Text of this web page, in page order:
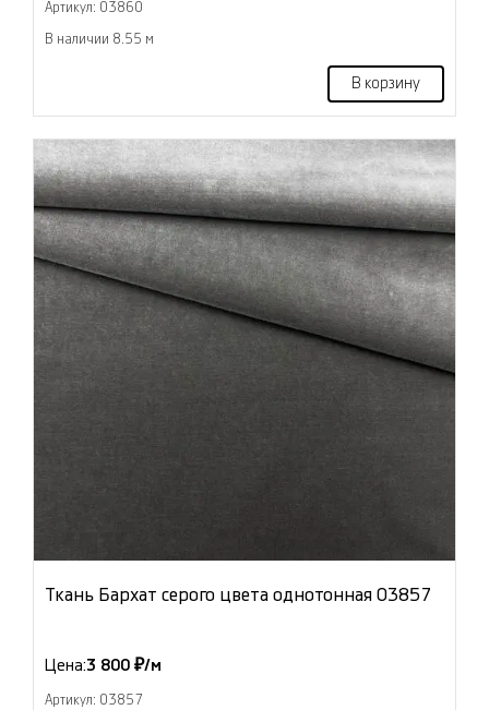
Артикул: 03860
В наличии 8.55 м
В корзину
Ткань Бархат серого цвета однотонная 03857
Цена:3 800 ₽/м
Артикул: 03857